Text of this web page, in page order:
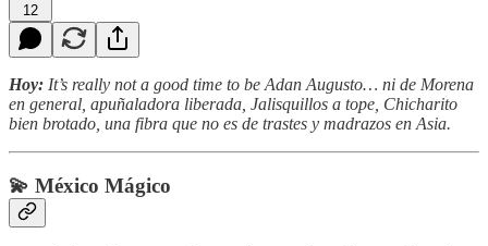
12
Hoy: It’s really not a good time to be Adan Augusto… ni de Morena
en general, apuñaladora liberada, Jalisquillos a tope, Chicharito
bien brotado, una fibra que no es de trastes y madrazos en Asia.
💫 México Mágico